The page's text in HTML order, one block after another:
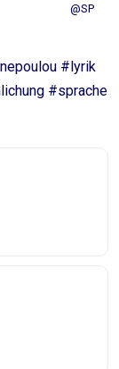
@SP
#lyrik
#sprache